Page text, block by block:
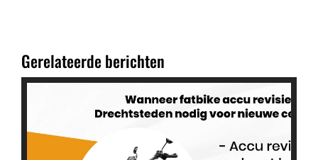
Gerelateerde berichten